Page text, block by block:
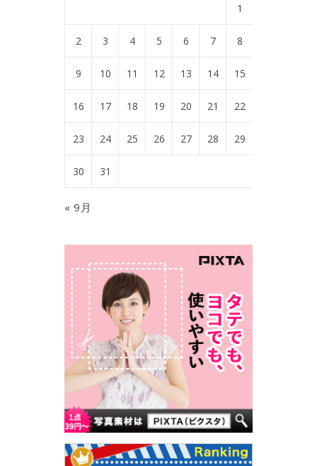
1
2 3 4 5 6 7 8
9 10 11 12 13 14 15
16 17 18 19 20 21 22
23 24 25 26 27 28 29
30 31
« 9月